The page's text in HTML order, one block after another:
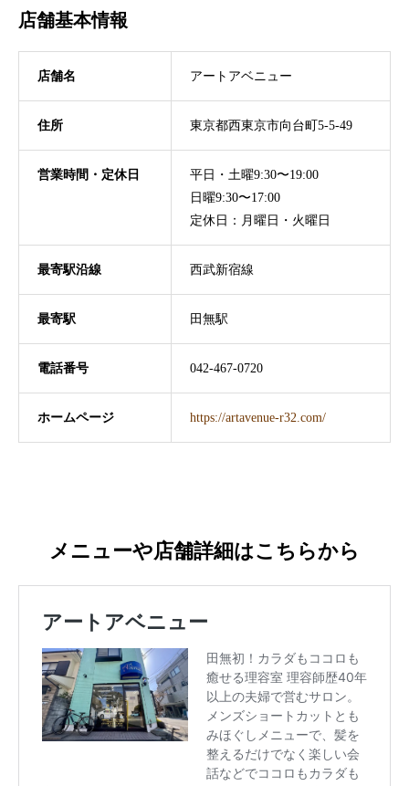
店舗基本情報
店舗名 アートアベニュー
住所 東京都西東京市向台町5-5-49
営業時間・定休日
平日・土曜9:30〜19:00
日曜9:30〜17:00
定休日：月曜日・火曜日
最寄駅沿線 西武新宿線
最寄駅 田無駅
電話番号 042-467-0720
ホームページ https://artavenue-r32.com/
メニューや店舗詳細はこちらから